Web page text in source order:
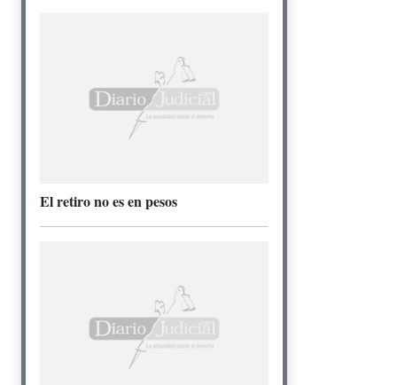
El retiro no es en pesos